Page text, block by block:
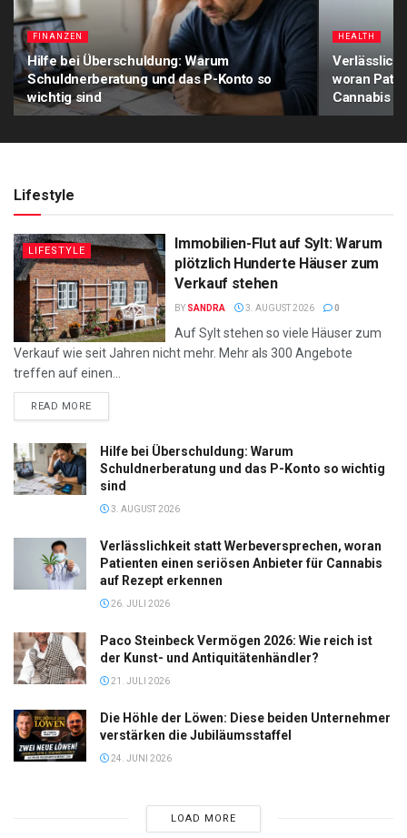
FINANZEN
Hilfe bei Überschuldung: Warum
Schuldnerberatung und das P-Konto so
wichtig sind
HEALTH
woran
Cannabis
Lifestyle
LIFESTYLE
Immobilien-Flut auf Sylt: Warum
plötzlich Hunderte Häuser zum
Verkauf stehen
BY SANDRA 3. AUGUST 2026 0
Auf Sylt stehen so viele Häuser zum
Verkauf wie seit Jahren nicht mehr. Mehr als 300 Angebote
treffen auf einen...
READ MOREDETAILS
Hilfe bei Überschuldung: Warum
Schuldnerberatung und das P-Konto so wichtig
sind
3. AUGUST 2026
Verlässlichkeit statt Werbeversprechen, woran
Patienten einen seriösen Anbieter für Cannabis
auf Rezept erkennen
26. JULI 2026
Paco Steinbeck Vermögen 2026: Wie reich ist
der Kunst- und Antiquitätenhändler?
21. JULI 2026
Die Höhle der Löwen: Diese beiden Unternehmer
verstärken die Jubiläumsstaffel
24. JUNI 2026
LOAD MORE